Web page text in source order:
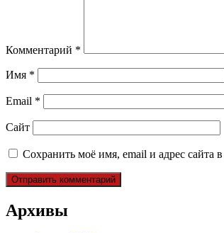
Комментарий *
Имя *
Email *
Сайт
Сохранить моё имя, email и адрес сайта
Архивы